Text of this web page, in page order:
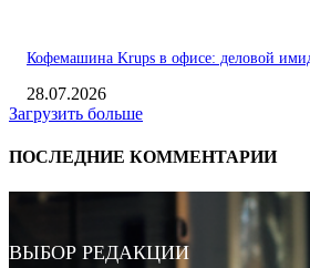
Кофемашина Krups в офисе: деловой
28.07.2026
Загрузить больше
ПОСЛЕДНИЕ КОММЕНТАРИИ
ВЫБОР РЕДАКЦИИ